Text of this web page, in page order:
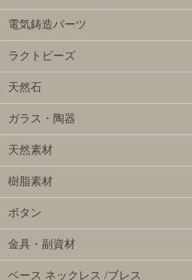
電気鋳造パーツ
ラクトビーズ
天然石
ガラス・陶器
天然素材
樹脂素材
ボタン
金具・副資材
ベース ネックレス /ブレス